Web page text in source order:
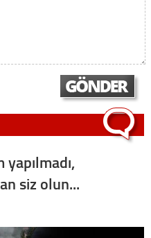
siz olun...